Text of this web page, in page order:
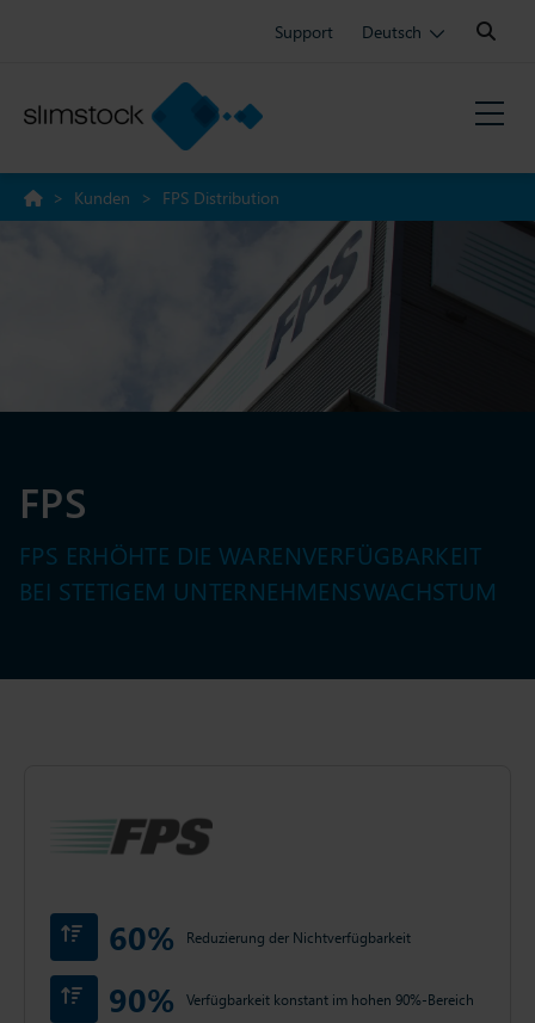
Support Deutsch
Search:
> Kunden > FPS Distribution
FPS
FPS ERHÖHTE DIE WARENVERFÜGBARKEIT
BEI STETIGEM UNTERNEHMENSWACHSTUM
60% Reduzierung der Nichtverfügbarkeit
90% Verfügbarkeit konstant im hohen 90%-Bereich